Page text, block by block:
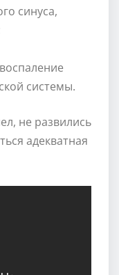
синуса,
системы.
не развились
адекватная